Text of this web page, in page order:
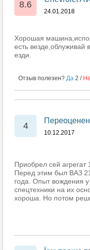
8.6
24.01.2018
Хорошая
есть везде,облуживай
езди.
Отзыв полезен? Да 2 /
4
10.12.2017
Приобрел сей
Перед этим был ВАЗ
года. Опыт вождения
спецтехники на их
хороша. Но потом